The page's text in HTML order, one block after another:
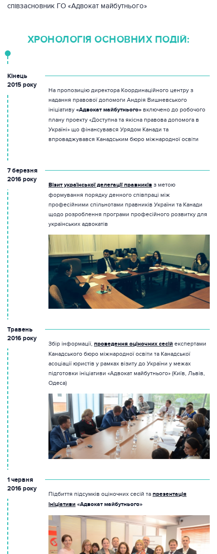
співзасновник ГО «Адвокат майбутнього»
ХРОНОЛОГІЯ ОСНОВНИХ ПОДІЙ:
Кінець
2015 року
На пропозицію директора Координаційного центру з
надання правової допомоги Андрія Вишневського
ініціативу «Адвокат майбутнього» включено до робочого
плану проекту «Доступна та якісна правова допомога в
Україні» що фінансувався Урядом Канади та
впроваджувався Канадським бюро міжнародної освіти
7 березня
2016 року
Візит української делегації правників з метою
формування порядку денного співпраці між
професійними спільнотами правників України та Канади
щодо розроблення програми професійного розвитку для
українських адвокатів
Травень
2016 року
Збір інформації, проведення оціночних сесій експертами
Канадського бюро міжнародної освіти та Канадської
асоціації юристів у рамках візиту до України у межах
підготовки ініціативи «Адвокат майбутнього» (Київ, Львів,
Одеса)
1 червня
2016 року
Підбиття підсумків оціночних сесій та презентація
ініціативи «Адвокат майбутнього»